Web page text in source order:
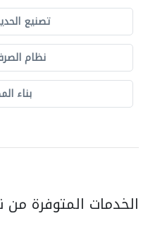
تصنيع
نظام
بناء
الخدمات المتوفرة